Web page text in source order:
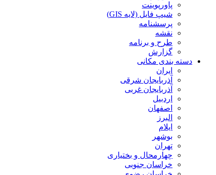
پاورپوینت
شیپ فایل (لایه GIS)
پرسشنامه
نقشه
طرح و برنامه
گزارش
دسته بندی مکانی
ایران
آذربایجان شرقی
آذربایجان غربی
اردبیل
اصفهان
البرز
ایلام
بوشهر
تهران
چهارمحال و بختیاری
خراسان جنوبی